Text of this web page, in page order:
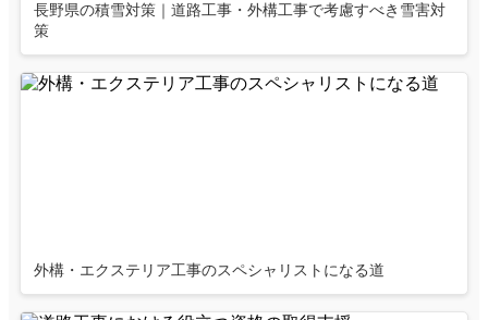
長野県の積雪対策｜道路工事・外構工事で考慮すべき雪害対
策
外構・エクステリア工事のスペシャリストになる道